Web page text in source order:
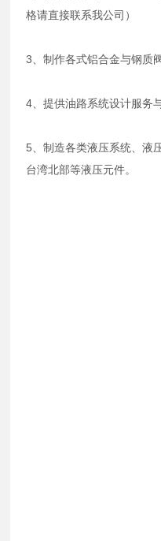
格请直接联系我公司）
3、制作各式铝合金与钢质
4、提供油路系统设计服务
5、制造各类液压系统、液
台湾北部等液压元件。